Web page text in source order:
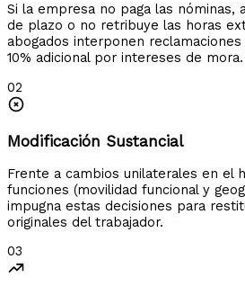
Si la empresa no paga las nóminas,
de plazo o no retribuye las horas
abogados interponen
10% adicional por intereses de mora.
02
Modificación Sustancial
Frente a cambios unilaterales en el
funciones (movilidad funcional y
impugna estas decisiones para
originales del trabajador.
03